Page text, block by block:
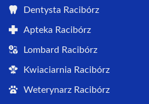
Dentysta Racibórz
Apteka Racibórz
Lombard Racibórz
Kwiaciarnia Racibórz
Weterynarz Racibórz